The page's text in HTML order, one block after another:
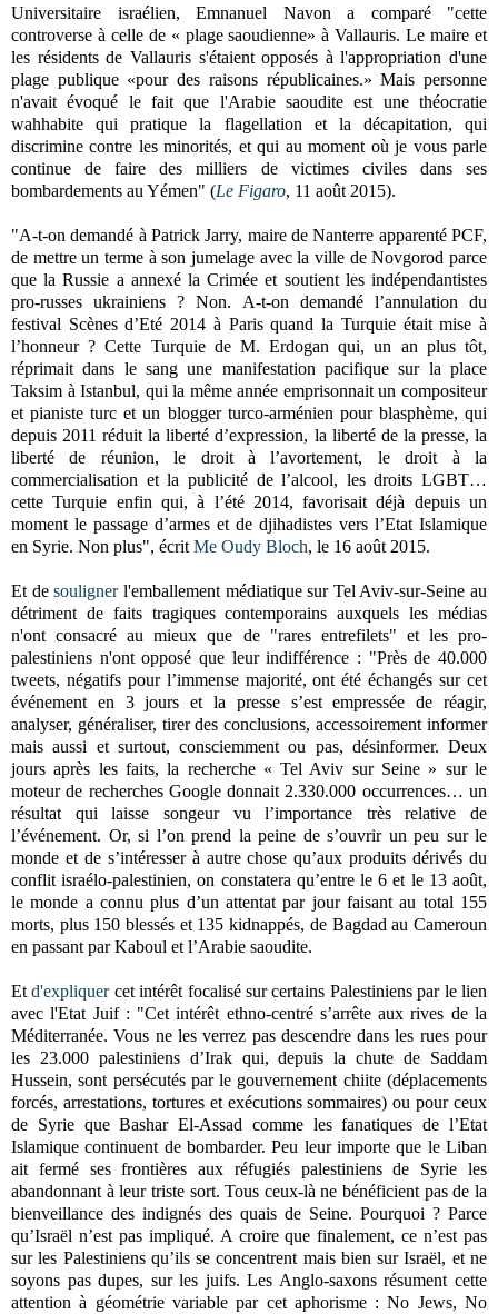
Universitaire israélien, Emnanuel Navon a comparé "cette
controverse à celle de « plage saoudienne» à Vallauris. Le maire et
les résidents de Vallauris s'étaient opposés à l'appropriation d'une
plage publique «pour des raisons républicaines.» Mais personne
n'avait évoqué le fait que l'Arabie saoudite est une théocratie
wahhabite qui pratique la flagellation et la décapitation, qui
discrimine contre les minorités, et qui au moment où je vous parle
continue de faire des milliers de victimes civiles dans ses
bombardements au Yémen" (Le Figaro, 11 août 2015).
"A-t-on demandé à Patrick Jarry, maire de Nanterre apparenté PCF,
de mettre un terme à son jumelage avec la ville de Novgorod parce
que la Russie a annexé la Crimée et soutient les indépendantistes
pro-russes ukrainiens ? Non. A-t-on demandé l’annulation du
festival Scènes d’Eté 2014 à Paris quand la Turquie était mise à
l’honneur ? Cette Turquie de M. Erdogan qui, un an plus tôt,
réprimait dans le sang une manifestation pacifique sur la place
Taksim à Istanbul, qui la même année emprisonnait un compositeur
et pianiste turc et un blogger turco-arménien pour blasphème, qui
depuis 2011 réduit la liberté d’expression, la liberté de la presse, la
liberté de réunion, le droit à l’avortement, le droit à la
commercialisation et la publicité de l’alcool, les droits LGBT…
cette Turquie enfin qui, à l’été 2014, favorisait déjà depuis un
moment le passage d’armes et de djihadistes vers l’Etat Islamique
en Syrie. Non plus", écrit Me Oudy Bloch, le 16 août 2015.
Et desoulignerl'emballement médiatique sur Tel Aviv-sur-Seine au
détriment de faits tragiques contemporains auxquels les médias
n'ont consacré au mieux que de "rares entrefilets" et les pro-
palestiniens n'ont opposé que leur indifférence : "Près de 40.000
tweets, négatifs pour l’immense majorité, ont été échangés sur cet
événement en 3 jours et la presse s’est empressée de réagir,
analyser, généraliser, tirer des conclusions, accessoirement informer
mais aussi et surtout, consciemment ou pas, désinformer. Deux
jours après les faits, la recherche « Tel Aviv sur Seine » sur le
moteur de recherches Google donnait 2.330.000 occurrences… un
résultat qui laisse songeur vu l’importance très relative de
l’événement. Or, si l’on prend la peine de s’ouvrir un peu sur le
monde et de s’intéresser à autre chose qu’aux produits dérivés du
conflit israélo-palestinien, on constatera qu’entre le 6 et le 13 août,
le monde a connu plus d’un attentat par jour faisant au total 155
morts, plus 150 blessés et 135 kidnappés, de Bagdad au Cameroun
en passant par Kaboul et l’Arabie saoudite.
Etd'expliquercet intérêt focalisé sur certains Palestiniens par le lien
avec l'Etat Juif : "Cet intérêt ethno-centré s’arrête aux rives de la
Méditerranée. Vous ne les verrez pas descendre dans les rues pour
les 23.000 palestiniens d’Irak qui, depuis la chute de Saddam
Hussein, sont persécutés par le gouvernement chiite (déplacements
forcés, arrestations, tortures et exécutions sommaires) ou pour ceux
de Syrie que Bashar El-Assad comme les fanatiques de l’Etat
Islamique continuent de bombarder. Peu leur importe que le Liban
ait fermé ses frontières aux réfugiés palestiniens de Syrie les
abandonnant à leur triste sort. Tous ceux-là ne bénéficient pas de la
bienveillance des indignés des quais de Seine. Pourquoi ? Parce
qu’Israël n’est pas impliqué. A croire que finalement, ce n’est pas
sur les Palestiniens qu’ils se concentrent mais bien sur Israël, et ne
soyons pas dupes, sur les juifs. Les Anglo-saxons résument cette
attention à géométrie variable par cet aphorisme : No Jews, No